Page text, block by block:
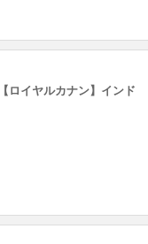
ロイヤルカナン】インド